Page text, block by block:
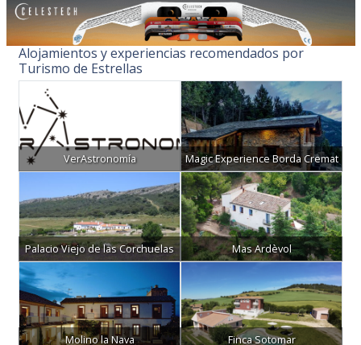
Alojamientos y experiencias recomendados por
Turismo de Estrellas
VerAstronomía Magic Experience Borda Cremat
Palacio Viejo de las Corchuelas Mas Ardèvol
Molino la Nava Finca Sotomar